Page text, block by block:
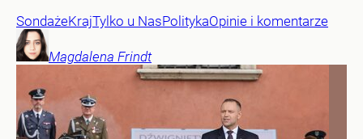
SondażeKrajTylko u NasPolitykaOpinie i komentarze
Magdalena Frindt